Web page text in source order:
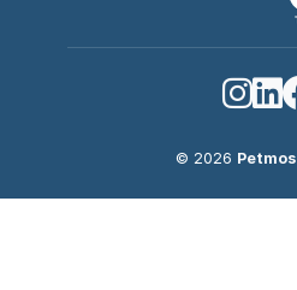
© 2026 Petmos